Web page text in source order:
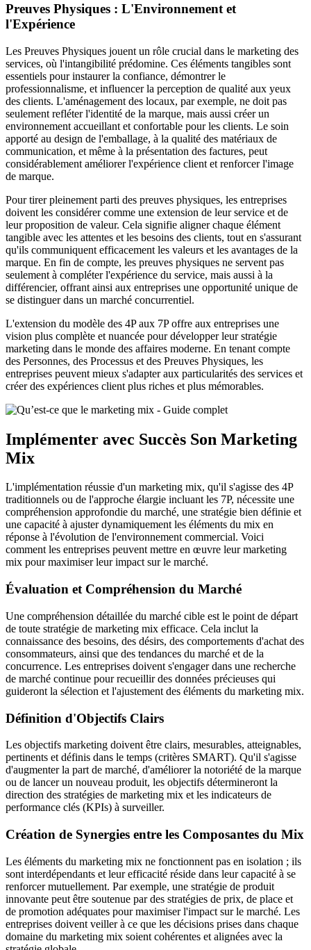
Preuves Physiques : L'Environnement et
l'Expérience
Les Preuves Physiques jouent un rôle crucial dans le marketing des
services, où l'intangibilité prédomine. Ces éléments tangibles sont
essentiels pour instaurer la confiance, démontrer le
professionnalisme, et influencer la perception de qualité aux yeux
des clients. L'aménagement des locaux, par exemple, ne doit pas
seulement refléter l'identité de la marque, mais aussi créer un
environnement accueillant et confortable pour les clients. Le soin
apporté au design de l'emballage, à la qualité des matériaux de
communication, et même à la présentation des factures, peut
considérablement améliorer l'expérience client et renforcer l'image
de marque.
Pour tirer pleinement parti des preuves physiques, les entreprises
doivent les considérer comme une extension de leur service et de
leur proposition de valeur. Cela signifie aligner chaque élément
tangible avec les attentes et les besoins des clients, tout en s'assurant
qu'ils communiquent efficacement les valeurs et les avantages de la
marque. En fin de compte, les preuves physiques ne servent pas
seulement à compléter l'expérience du service, mais aussi à la
différencier, offrant ainsi aux entreprises une opportunité unique de
se distinguer dans un marché concurrentiel.
L'extension du modèle des 4P aux 7P offre aux entreprises une
vision plus complète et nuancée pour développer leur stratégie
marketing dans le monde des affaires moderne. En tenant compte
des Personnes, des Processus et des Preuves Physiques, les
entreprises peuvent mieux s'adapter aux particularités des services et
créer des expériences client plus riches et plus mémorables.
Implémenter avec Succès Son Marketing
Mix
L'implémentation réussie d'un marketing mix, qu'il s'agisse des 4P
traditionnels ou de l'approche élargie incluant les 7P, nécessite une
compréhension approfondie du marché, une stratégie bien définie et
une capacité à ajuster dynamiquement les éléments du mix en
réponse à l'évolution de l'environnement commercial. Voici
comment les entreprises peuvent mettre en œuvre leur marketing
mix pour maximiser leur impact sur le marché.
Évaluation et Compréhension du Marché
Une compréhension détaillée du marché cible est le point de départ
de toute stratégie de marketing mix efficace. Cela inclut la
connaissance des besoins, des désirs, des comportements d'achat des
consommateurs, ainsi que des tendances du marché et de la
concurrence. Les entreprises doivent s'engager dans une recherche
de marché continue pour recueillir des données précieuses qui
guideront la sélection et l'ajustement des éléments du marketing mix.
Définition d'Objectifs Clairs
Les objectifs marketing doivent être clairs, mesurables, atteignables,
pertinents et définis dans le temps (critères SMART). Qu'il s'agisse
d'augmenter la part de marché, d'améliorer la notoriété de la marque
ou de lancer un nouveau produit, les objectifs détermineront la
direction des stratégies de marketing mix et les indicateurs de
performance clés (KPIs) à surveiller.
Création de Synergies entre les Composantes du Mix
Les éléments du marketing mix ne fonctionnent pas en isolation ; ils
sont interdépendants et leur efficacité réside dans leur capacité à se
renforcer mutuellement. Par exemple, une stratégie de produit
innovante peut être soutenue par des stratégies de prix, de place et
de promotion adéquates pour maximiser l'impact sur le marché. Les
entreprises doivent veiller à ce que les décisions prises dans chaque
domaine du marketing mix soient cohérentes et alignées avec la